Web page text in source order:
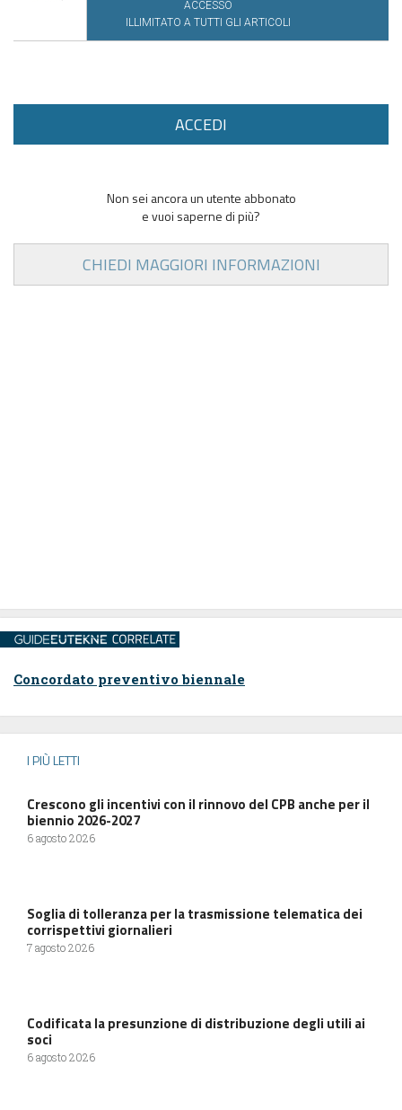
ACCESSO
ILLIMITATO A TUTTI GLI ARTICOLI
ACCEDI
Non sei ancora un utente abbonato
e vuoi saperne di più?
CHIEDI MAGGIORI INFORMAZIONI
Concordato preventivo biennale
I PIÙ LETTI
Crescono gli incentivi con il rinnovo del CPB anche per il
biennio 2026-2027
6 agosto 2026
Soglia di tolleranza per la trasmissione telematica dei
corrispettivi giornalieri
7 agosto 2026
Codificata la presunzione di distribuzione degli utili ai
soci
6 agosto 2026